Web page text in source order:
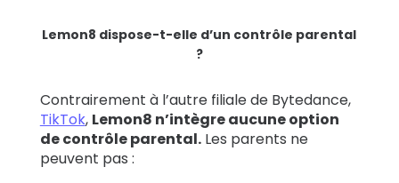
Lemon8 dispose-t-elle d’un contrôle parental
?
Contrairement à l’autre filiale de Bytedance,
TikTok, Lemon8 n’intègre aucune option
de contrôle parental.Les parents ne
peuvent pas :